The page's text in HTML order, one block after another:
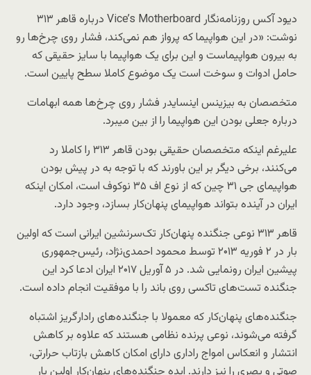
دیود آکس روزنامه‌نگار Vice’s Motherboard درباره قاهر ۳۱۳
نوشت: «در این هواپیما که پرواز هم نمی‌کند، فشار روی چرخ‌ها رو
به بیرون هواپیماست و این برای یک هواپیما با سایز حقیقی که
حامل ادوات و سوخت است یک موضوع کاملا سطح پایین است.
متخصصان به بیزینس اینسایدر فشار روی چرخ‌ها همه ابهامات
درباره جعلی بودن این هواپیما را از بین می‎برد.
علیرغم اینکه متخصصان حقیقی بودن قاهر ۳۱۳ را کاملا رد
می‌کنند، برخی دیگر بر این باورند که با توجه به در پیش بودن
هواپیمای جی ۳۱ چین که از نوع اف ۳۵ نوکوف است، امکان اینکه
ایران در آینده بتواند هواپیمای پنهان‌کار بسازد، وجود دارد.
قاهر ۳۱۳ نوعی جنگنده پنهان‌کار تک‌سرنشین ایرانی است که اولین
بار در ۲ فوریه ۲۰۱۳ توسط محمود احمدی‌نژاد، رئیس‌جمهوری
پیشین ایران رونمایی شد. در ۵ آوریل ۲۰۱۷ ایران ادعا کرد این
جنگنده تست‌های تاکسی روی باند را با موفقیت انجام داده است.
جنگنده‌های پنهان‌کار که معمولا با جنگنده‌های رادارگریز اشتباه
گرفته می‌شوند، نوعی پرنده نظامی هستند که علاوه بر کاهش
انتشار و انعکاس امواج راداری دارای امکان کاهش بازتاب حرارتی،